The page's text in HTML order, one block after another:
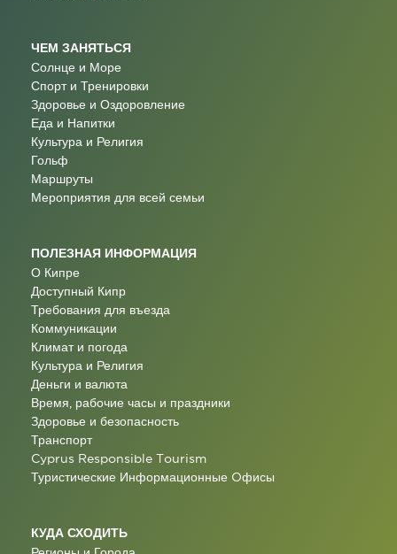
ЧЕМ ЗАНЯТЬСЯ
Солнце и Море
Спорт и Тренировки
Здоровье и Оздоровление
Еда и Напитки
Культура и Религия
Гольф
Маршруты
Мероприятия для всей семьи
ПОЛЕЗНАЯ ИНФОРМАЦИЯ
О Кипре
Доступный Кипр
Требования для въезда
Коммуникации
Климат и погода
Культура и Религия
Деньги и валюта
Время, рабочие часы и праздники
Здоровье и безопасность
Транспорт
Cyprus Responsible Tourism
Туристические Информационные Oфисы
КУДА СХОДИТЬ